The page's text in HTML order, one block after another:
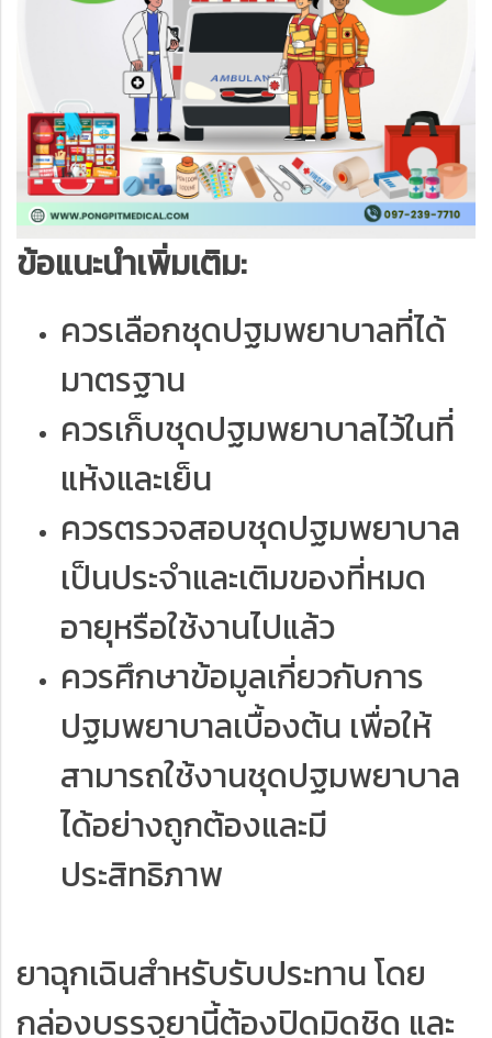
ข้อแนะนำเพิ่มเติม:
ควรเลือกชุดปฐมพยาบาลที่ได้
มาตรฐาน
ควรเก็บชุดปฐมพยาบาลไว้ในที่
แห้งและเย็น
ควรตรวจสอบชุดปฐมพยาบาล
เป็นประจำและเติมของที่หมด
อายุหรือใช้งานไปแล้ว
ควรศึกษาข้อมูลเกี่ยวกับการ
ปฐมพยาบาลเบื้องต้น เพื่อให้
สามารถใช้งานชุดปฐมพยาบาล
ได้อย่างถูกต้องและมี
ประสิทธิภาพ
ยาฉุกเฉินสำหรับรับประทาน โดย
กล่องบรรจุยานี้ต้องปิดมิดชิด และ